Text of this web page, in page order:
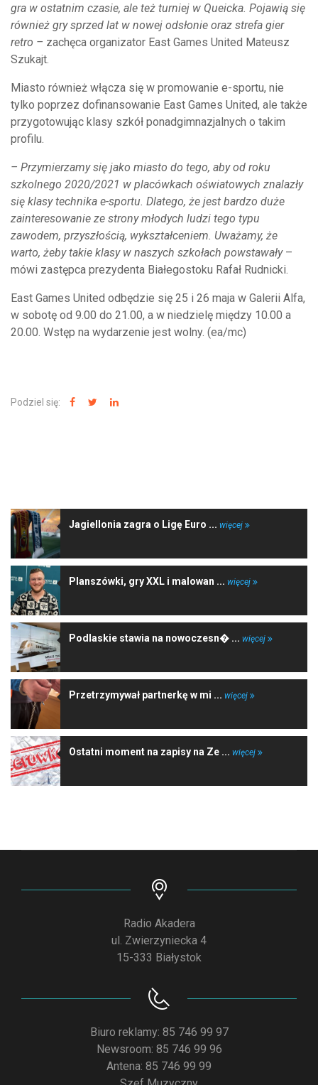
gra w ostatnim czasie, ale też turniej w Queicka. Pojawią się
również gry sprzed lat w nowej odsłonie oraz strefa gier
retro – zachęca organizator East Games United Mateusz
Szukajt.
Miasto również włącza się w promowanie e-sportu, nie
tylko poprzez dofinansowanie East Games United, ale także
przygotowując klasy szkół ponadgimnazjalnych o takim
profilu.
– Przymierzamy się jako miasto do tego, aby od roku
szkolnego 2020/2021 w placówkach oświatowych znalazły
się klasy technika e-sportu. Dlatego, że jest bardzo duże
zainteresowanie ze strony młodych ludzi tego typu
zawodem, przyszłością, wykształceniem. Uważamy, że
warto, żeby takie klasy w naszych szkołach powstawały–
mówi zastępca prezydenta Białegostoku Rafał Rudnicki.
East Games United odbędzie się 25 i 26 maja w Galerii Alfa,
w sobotę od 9.00 do 21.00, a w niedzielę między 10.00 a
20.00. Wstęp na wydarzenie jest wolny. (ea/mc)
Podziel się:
Jagiellonia zagra o Ligę Euro ... więcej
Planszówki, gry XXL i malowan ... więcej
Podlaskie stawia na nowoczesn� ... więcej
Przetrzymywał partnerkę w mi ... więcej
Ostatni moment na zapisy na Ze ... więcej
Radio Akadera
ul. Zwierzyniecka 4
15-333 Białystok
Biuro reklamy: 85 746 99 97
Newsroom: 85 746 99 96
Antena: 85 746 99 99